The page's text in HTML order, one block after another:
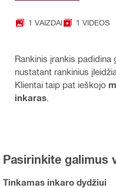
1 VAIZDAI 1 VIDEOS
Rankinis įrankis padidina
nustatant rankinius
Klientai taip pat ieškojo
inkaras
Pasirinkite galimus
Tinkamas inkaro dydžiui